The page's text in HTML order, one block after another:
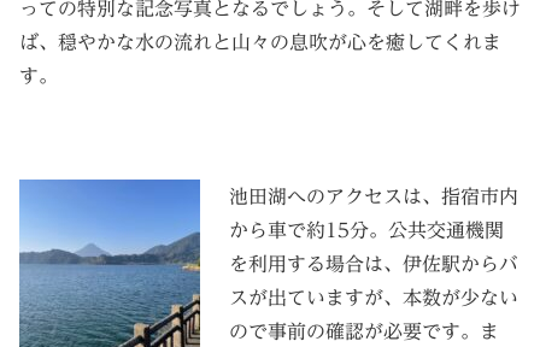
っての特別な記念写真となるでしょう。そして湖畔を歩け
ば、穏やかな水の流れと山々の息吹が心を癒してくれま
す。
池田湖へのアクセスは、指宿市内
から車で約15分。公共交通機関
を利用する場合は、伊佐駅からバ
スが出ていますが、本数が少ない
ので事前の確認が必要です。ま